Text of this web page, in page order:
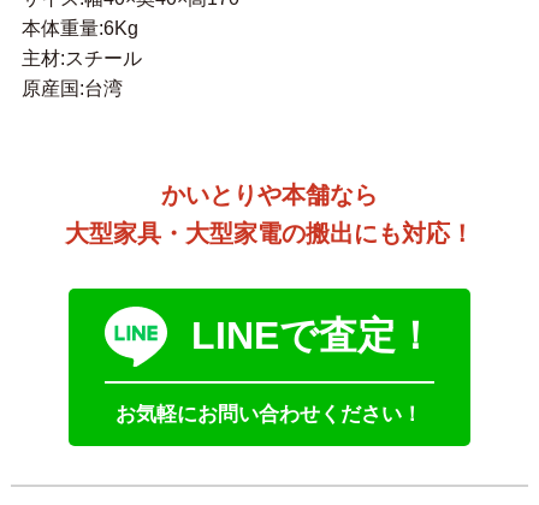
本体重量:6Kg
主材:スチール
原産国:台湾
かいとりや本舗なら
大型家具・大型家電の搬出にも対応！
LINEで査定！
お気軽にお問い合わせください！